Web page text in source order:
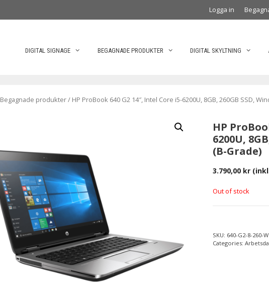
Logga in
DIGITAL SIGNAGE BEGAGNADE PRODUKTER DIGITAL SKYLTNING
Begagnade produkter/ HP ProBook 640 G2 14″, Intel Core i5-6200U, 8GB, 260GB SSD,
HP
6200U,
(B-Grade)
3.790,00 kr
Out of stock
SKU: 640-G2-8-260-
Categories: